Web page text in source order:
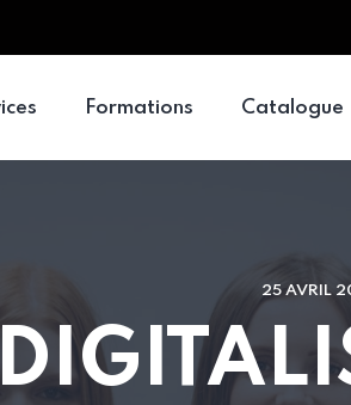
Formations Catalogue
25 AVRIL